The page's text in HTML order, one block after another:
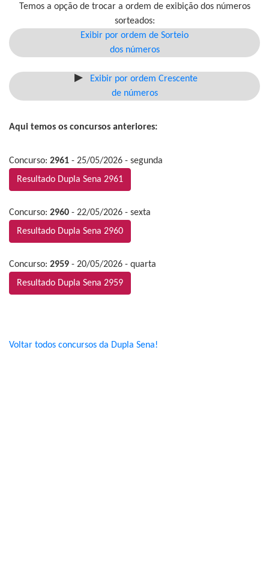
Temos a opção de trocar a ordem de exibição dos números
sorteados:
Exibir por ordem de Sorteio
dos números
Exibir por ordem Crescente
de números
Aqui temos os concursos anteriores:
Concurso: 2961 - 25/05/2026 - segunda
Resultado Dupla Sena 2961
Concurso: 2960 - 22/05/2026 - sexta
Resultado Dupla Sena 2960
Concurso: 2959 - 20/05/2026 - quarta
Resultado Dupla Sena 2959
Voltar todos concursos da Dupla Sena!